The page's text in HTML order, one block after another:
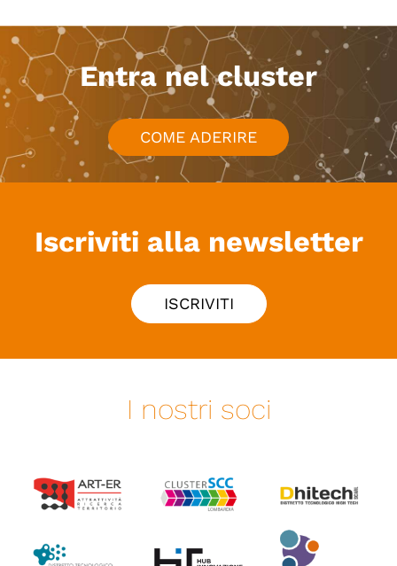
Entra nel cluster
COME ADERIRE
Iscriviti alla newsletter
ISCRIVITI
I nostri soci